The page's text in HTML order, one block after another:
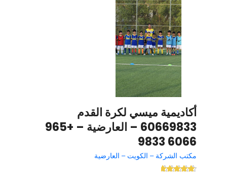
أكاديمية ميسي لكرة القدم
60669833 – العارضية – +965
6066 9833
مكتب الشركة – الكويت – العارضية